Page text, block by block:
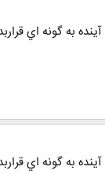
به گونه اي
به گونه اي